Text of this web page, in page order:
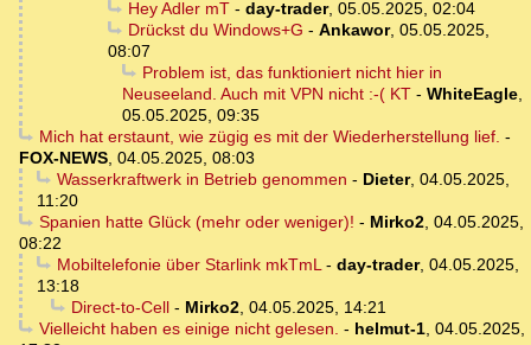
Hey Adler mT- day-trader, 05.05.2025, 02:04
Drückst du Windows+G - Ankawor, 05.05.2025,
08:07
Problem ist, das funktioniert nicht hier in
Neuseeland. Auch mit VPN nicht :-( KT - WhiteEagle,
05.05.2025, 09:35
Mich hat erstaunt, wie zügig es mit der Wiederherstellung lief. -
FOX-NEWS, 04.05.2025, 08:03
Wasserkraftwerk in Betrieb genommen - Dieter, 04.05.2025,
11:20
Spanien hatte Glück (mehr oder weniger)! - Mirko2, 04.05.2025,
08:22
Mobiltelefonie über Starlink mkTmL- day-trader, 04.05.2025,
13:18
Direct-to-Cell- Mirko2, 04.05.2025, 14:21
Vielleicht haben es einige nicht gelesen. - helmut-1, 04.05.2025,